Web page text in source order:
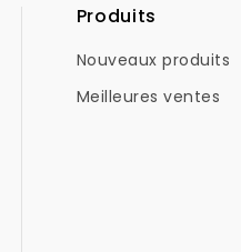
Produits
Nouveaux produits
Meilleures ventes